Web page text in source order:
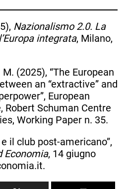
Nazionalismo 2.0. La
integrata, Milano,
(2025), “The European
an “extractive” and
European
Robert Schuman Centre
Working Paper n. 35.
e il club post-americano”,
Economia, 14 giugno